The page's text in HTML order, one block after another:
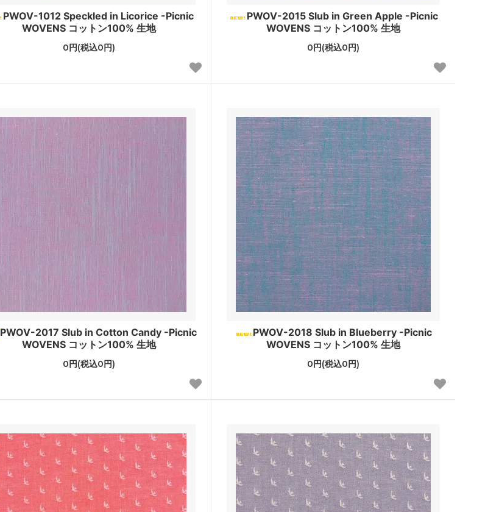
PWOV-1012 Speckled in Licorice -Picnic
WOVENS コットン100% 生地
0円(税込0円)
PWOV-2015 Slub in Green Apple -Picnic
WOVENS コットン100% 生地
0円(税込0円)
PWOV-2017 Slub in Cotton Candy -Picnic
WOVENS コットン100% 生地
0円(税込0円)
PWOV-2018 Slub in Blueberry -Picnic
WOVENS コットン100% 生地
0円(税込0円)